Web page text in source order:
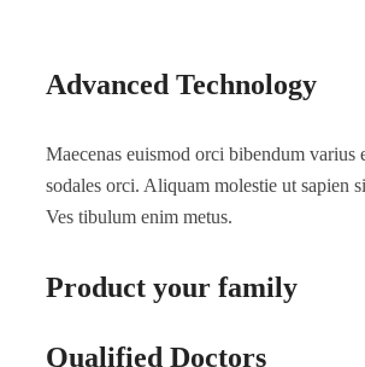
Advanced Technology
Maecenas euismod orci bibendum varius
sodales orci. Aliquam molestie ut sapien
Ves tibulum enim metus.
Product your family
Qualified Doctors